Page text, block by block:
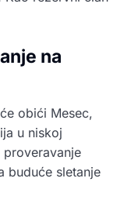
na
obići Mesec,
u niskoj
buduće sletanje